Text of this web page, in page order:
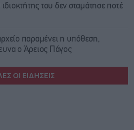
του δεν σταμάτησε ποτέ
παραμένει η υπόθεση,
ο Άρειος Πάγος
ΟΙ ΕΙΔΗΣΕΙΣ